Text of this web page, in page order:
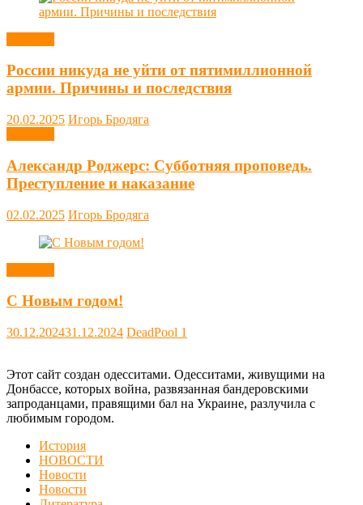
России никуда не уйти от пятимиллионной
армии. Причины и последствия
20.02.2025 Игорь Бродяга
Александр Роджерс: Субботняя проповедь.
Преступление и наказание
02.02.2025 Игорь Бродяга
С Новым годом!
30.12.202431.12.2024 DeadPool 1
Этот сайт создан одесситами. Одесситами, живущими на
Донбассе, которых война, развязанная бандеровскими
запроданцами, правящими бал на Украине, разлучила с
любимым городом.
История
НОВОСТИ
Новости
Новости